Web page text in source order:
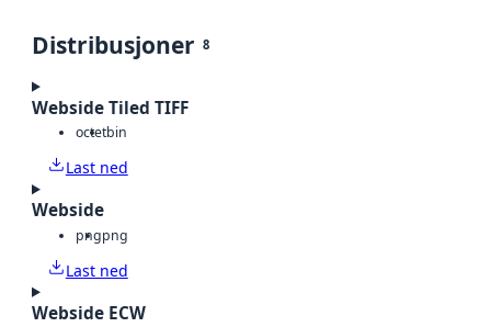
Distribusjoner 8
Webside Tiled TIFF
octetbin
Last ned
Webside
pngpng
Last ned
Webside ECW